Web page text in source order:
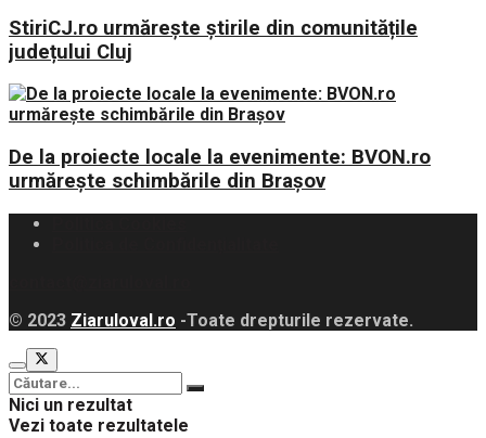
StiriCJ.ro urmărește știrile din comunitățile
județului Cluj
De la proiecte locale la evenimente: BVON.ro
urmărește schimbările din Brașov
© 2023 Ziaruloval.ro -Toate drepturile rezervate.
Nici un rezultat
Vezi toate rezultatele